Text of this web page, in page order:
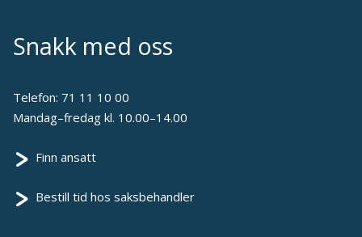
Snakk med oss
Telefon: 71 11 10 00
Mandag–fredag kl. 10.00–14.00
Finn ansatt
Bestill tid hos saksbehandler